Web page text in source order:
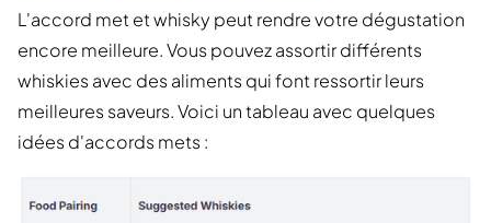
L'accord met et whisky peut rendre votre dégustation
encore meilleure. Vous pouvez assortir différents
whiskies avec des aliments qui font ressortir leurs
meilleures saveurs. Voici un tableau avec quelques
idées d'accords mets :